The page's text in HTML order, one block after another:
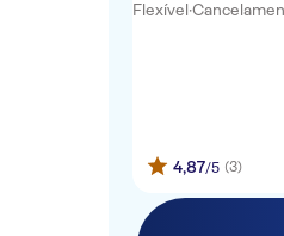
Muro do
Flexível·
4,87/5 (3)